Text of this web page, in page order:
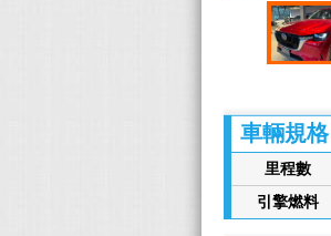
車輛規格
里程數
引擎燃料